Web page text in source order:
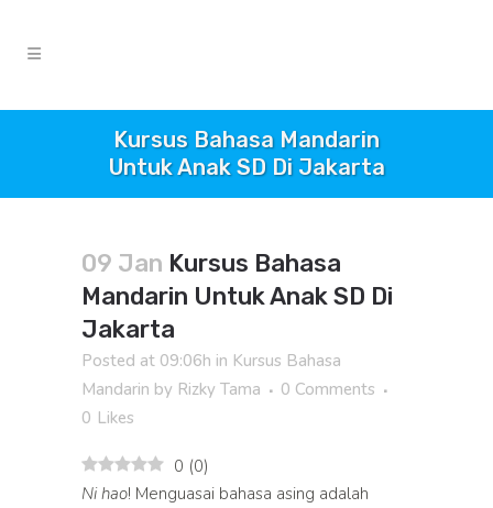
Kursus Bahasa Mandarin
Untuk Anak SD Di Jakarta
09 Jan Kursus Bahasa
Mandarin Untuk Anak SD Di
Jakarta
Posted at 09:06h in Kursus Bahasa
Mandarin by Rizky Tama
0 Comments
0 Likes
0 (0)
Ni hao! Menguasai bahasa asing adalah